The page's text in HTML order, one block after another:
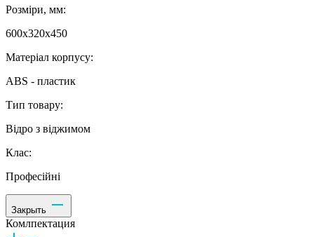
Розміри, мм:
600x320x450
Матеріал корпусу:
ABS - пластик
Тип товару:
Відро з віджимом
Клас:
Професійні
Закрыть
Комлпектация